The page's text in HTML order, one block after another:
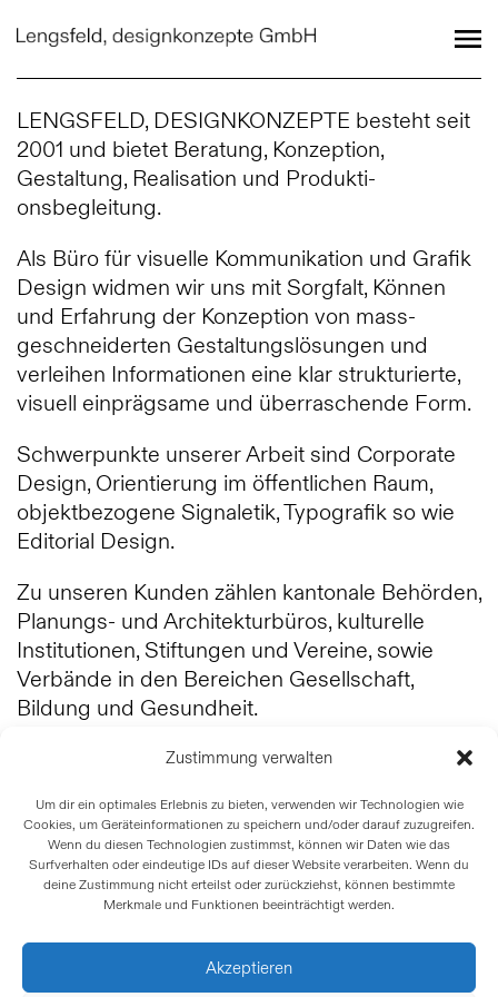
Zustimmung verwalten
Um dir ein optimales Erlebnis zu bieten, verwenden wir Technologien wie
Cookies, um Geräteinformationen zu speichern und/oder darauf zuzugreifen.
Wenn du diesen Technologien zustimmst, können wir Daten wie das
Surfverhalten oder eindeutige IDs auf dieser Website verarbeiten. Wenn du
deine Zustimmung nicht erteilst oder zurückziehst, können bestimmte
Merkmale und Funktionen beeinträchtigt werden.
Akzeptieren
LENGSFELD, DESIGNKONZEPTE besteht seit
2001 und bietet Beratung, Konzeption,
Gestaltung, Realisation und Produkti­
onsbegleitung.
Als Büro für visuelle Kommunikation und Grafik
Design widmen wir uns mit Sorgfalt, Können
und Erfahrung der Konzeption von mass­
geschneiderten Gestaltungslösungen und
verleihen Informationen eine klar strukturierte,
visuell einprägsame und überraschende Form.
Schwerpunkte unserer Arbeit sind Corporate
Design, Orientierung im öffentlichen Raum,
objektbezogene Signaletik, Typografik so wie
Editorial Design.
Zu unseren Kunden zählen kantonale Behörden,
Planungs­- und Architektur­büros, kulturelle
Institutionen, Stiftun­gen und Vereine, sowie
Verbände in den Bereichen Gesellschaft,
Bildung und Gesundheit.
Projektbezogen arbeiten wir mit ver­sierten und
Neue Medien, Foto­grafie, Illustration und
Programmierung zusammen.
Mitgliedschaften:
sgd – Swiss Graphic Designers
Kreativgesellschaft Metropolregion Basel
Netzwerk frau + sia, Regionalgruppe Basel /